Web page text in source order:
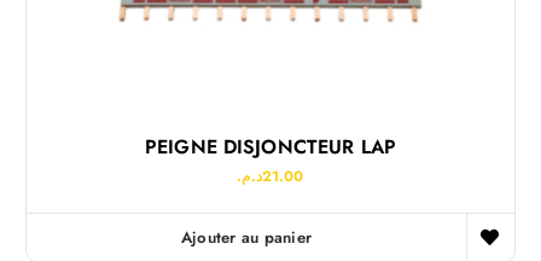
PEIGNE DISJONCTEUR LAP
21.00د.م.
Ajouter au panier